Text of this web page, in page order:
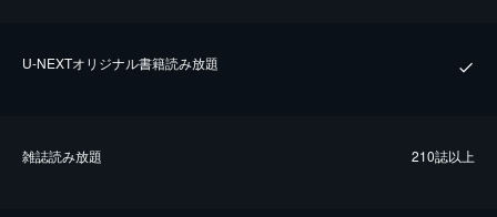
U-NEXTオリジナル書籍読み放題
雑誌読み放題 210誌以上